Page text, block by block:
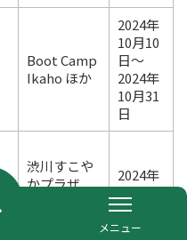
Boot Camp
Ikaho ほか
2024年
10月10
日～
2024年
10月31
日
渋川すこや
かプラザ
2024年
10月11
日
メニュー